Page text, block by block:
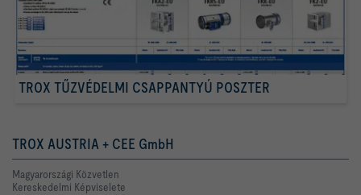
TROX TŰZVÉDELMI CSAPPANTYÚ POSZTER
TROX AUSTRIA + CEE GmbH
Magyarországi Közvetlen
Kereskedelmi Képviselete